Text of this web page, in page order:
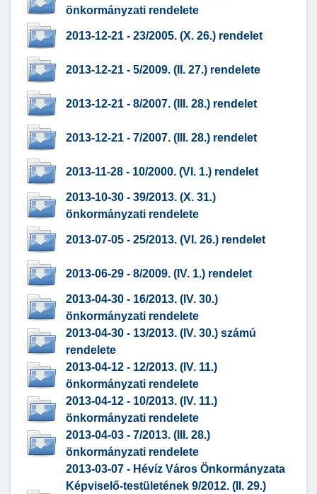
önkormányzati rendelete
2013-12-21 - 23/2005. (X. 26.) rendelet
2013-12-21 - 5/2009. (II. 27.) rendelete
2013-12-21 - 8/2007. (III. 28.) rendelet
2013-12-21 - 7/2007. (III. 28.) rendelet
2013-11-28 - 10/2000. (VI. 1.) rendelet
2013-10-30 - 39/2013. (X. 31.)
önkormányzati rendelete
2013-07-05 - 25/2013. (VI. 26.) rendelet
2013-06-29 - 8/2009. (IV. 1.) rendelet
2013-04-30 - 16/2013. (IV. 30.)
önkormányzati rendelete
2013-04-30 - 13/2013. (IV. 30.) számú
rendelete
2013-04-12 - 12/2013. (IV. 11.)
önkormányzati rendelete
2013-04-12 - 10/2013. (IV. 11.)
önkormányzati rendelete
2013-04-03 - 7/2013. (III. 28.)
önkormányzati rendelete
2013-03-07 - Hévíz Város Önkormányzata
Képviselő-testületének 9/2012. (II. 29.)